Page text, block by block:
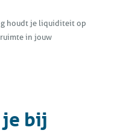
houdt je liquiditeit op
in jouw
bij